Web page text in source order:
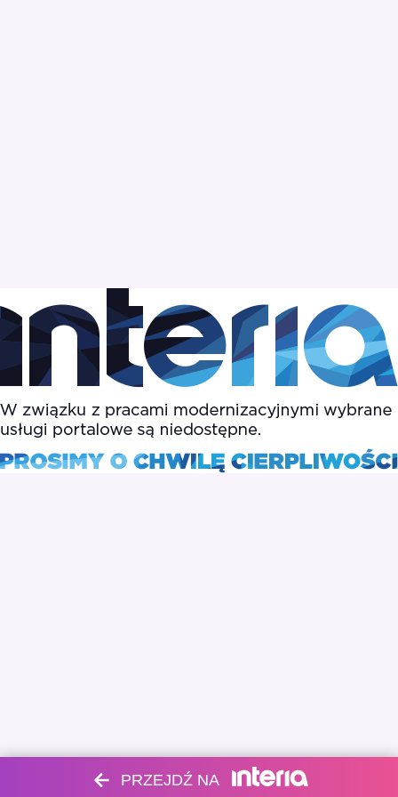
PRZEJDŹ NA